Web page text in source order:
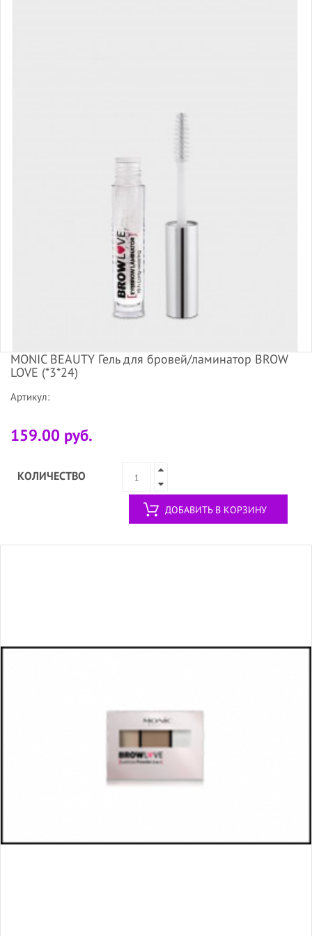
MONIC BEAUTY Гель для бровей/ламинатор BROW
LOVE (*3*24)
Артикул:
159.00 руб.
КОЛИЧЕСТВО
ДОБАВИТЬ В КОРЗИНУ